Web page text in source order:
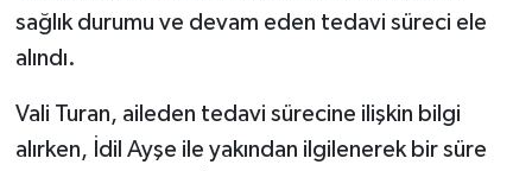
sağlık durumu ve devam eden tedavi süreci ele
alındı.
Vali Turan, aileden tedavi sürecine ilişkin bilgi
alırken, İdil Ayşe ile yakından ilgilenerek bir süre